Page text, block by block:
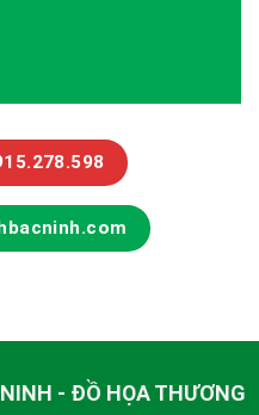
- ĐỒ HỌA THƯƠNG